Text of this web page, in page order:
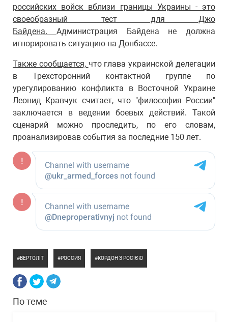
российских войск вблизи границы Украины - это
своеобразный тест для Джо
Байдена. Администрация Байдена не должна
игнорировать ситуацию на Донбассе.
Также сообщается, что глава украинской делегации
в Трехсторонний контактной группе по
урегулированию конфликта в Восточной Украине
Леонид Кравчук считает, что "философия России"
заключается в ведении боевых действий. Такой
сценарий можно проследить, по его словам,
проанализировав события за последние 150 лет.
ВЕРТОЛІТ РОССИЯ КОРДОН З РОСІЄЮ
По теме